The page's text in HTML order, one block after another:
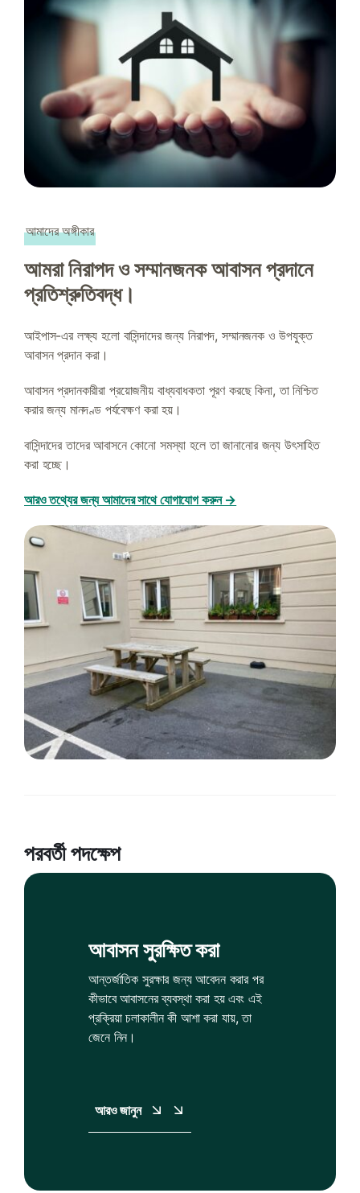
আমাদের অঙ্গীকার
আমরা নিরাপদ ও সম্মানজনক আবাসন প্রদানে
প্রতিশ্রুতিবদ্ধ।
আইপাস-এর লক্ষ্য হলো বাসিন্দাদের জন্য নিরাপদ, সম্মানজনক ও উপযুক্ত
আবাসন প্রদান করা।
আবাসন প্রদানকারীরা প্রয়োজনীয় বাধ্যবাধকতা পূরণ করছে কিনা, তা নিশ্চিত
করার জন্য মানদণ্ড পর্যবেক্ষণ করা হয়।
বাসিন্দাদের তাদের আবাসনে কোনো সমস্যা হলে তা জানানোর জন্য উৎসাহিত
করা হচ্ছে।
আরও তথ্যের জন্য আমাদের সাথে যোগাযোগ করুন →
পরবর্তী পদক্ষেপ
আবাসন সুরক্ষিত করা
আন্তর্জাতিক সুরক্ষার জন্য আবেদন করার পর
কীভাবে আবাসনের ব্যবস্থা করা হয় এবং এই
প্রক্রিয়া চলাকালীন কী আশা করা যায়, তা
জেনে নিন।
আরও জানুন